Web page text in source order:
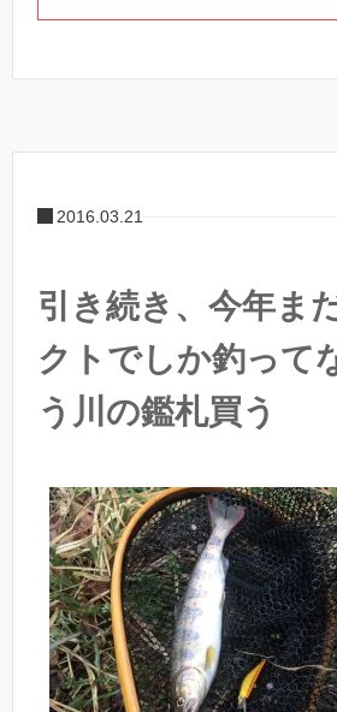
2016.03.21
引き続き、今年ま
クトでしか釣って
う川の鑑札買う